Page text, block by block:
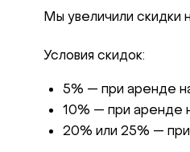
Мы увеличили скидки
Условия скидок:
5% — при аренде
10% — при аренде
20% или 25% —